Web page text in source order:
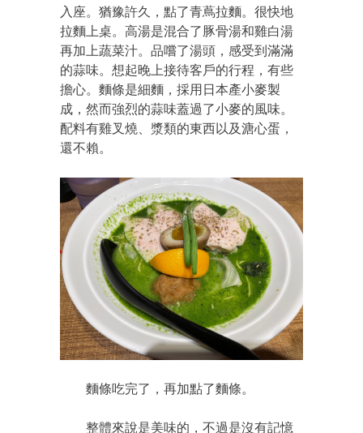
入座。猶豫許久，點了青蔦拉麵。很快地
拉麵上桌。高湯是混合了豚骨湯和雞白湯
再加上蔬菜汁。品嚐了湯頭，感受到滿滿
的蒜味。想起晚上接待客戶的行程，有些
擔心。麵條是細麵，採用日本產小麥製
成，然而強烈的蒜味蓋過了小麥的風味。
配料有雞叉燒、漿類的東西以及溏心蛋，
還不賴。
麵條吃完了，再加點了麵條。
整體來說是美味的，不過是沒有記憶